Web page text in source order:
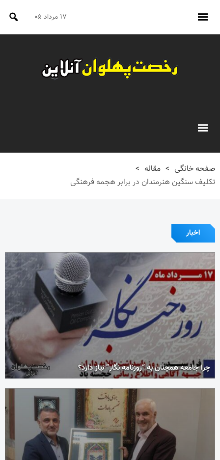
۱۷ مرداد ۰۵
صفحه خانگی > مقاله >
تکلیف سنگین هنرمندان در برابر هجمه فرهنگی
اخبار
چرا جامعه همچنان به “روزنامه نگار” نیاز دارد؟